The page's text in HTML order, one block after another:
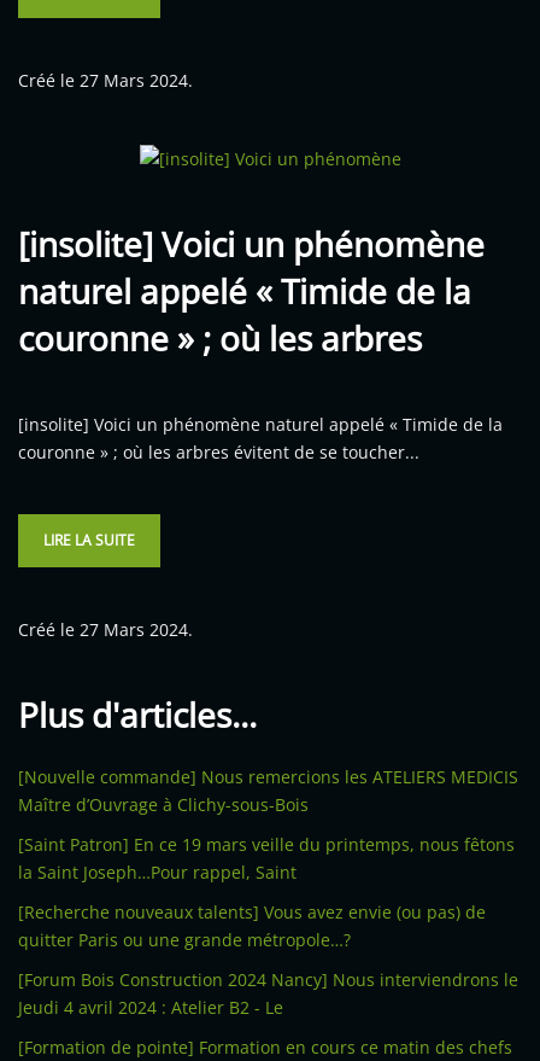
Créé le 27 Mars 2024.
[insolite] Voici un phénomène
naturel appelé « Timide de la
couronne » ; où les arbres
[insolite] Voici un phénomène naturel appelé « Timide de la
couronne » ; où les arbres évitent de se toucher...
LIRE LA SUITE
Créé le 27 Mars 2024.
Plus d'articles...
[Nouvelle commande] Nous remercions les ATELIERS MEDICIS
Maître d’Ouvrage à Clichy-sous-Bois
[Saint Patron] En ce 19 mars veille du printemps, nous fêtons
la Saint Joseph…Pour rappel, Saint
[Recherche nouveaux talents] Vous avez envie (ou pas) de
quitter Paris ou une grande métropole…?
[Forum Bois Construction 2024 Nancy] Nous interviendrons le
Jeudi 4 avril 2024 : Atelier B2 - Le
[Formation de pointe] Formation en cours ce matin des chefs